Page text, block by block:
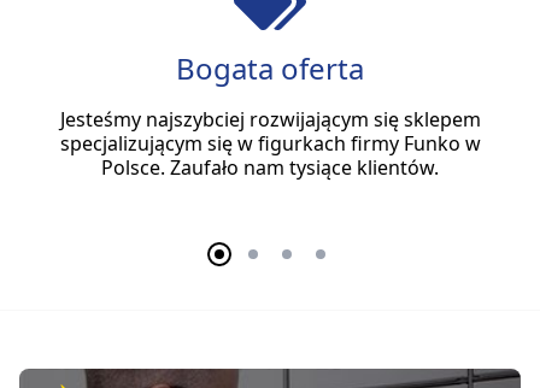
Bogata oferta
Jesteśmy najszybciej rozwijającym się sklepem
specjalizującym się w figurkach firmy Funko w
Polsce. Zaufało nam tysiące klientów.